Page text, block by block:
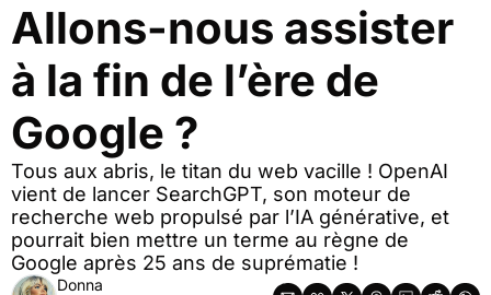
Allons-nous assister
à la fin de l’ère de
Google ?
Tous aux abris, le titan du web vacille ! OpenAI
vient de lancer SearchGPT, son moteur de
recherche web propulsé par l’IA générative, et
pourrait bien mettre un terme au règne de
Google après 25 ans de suprématie !
Donna